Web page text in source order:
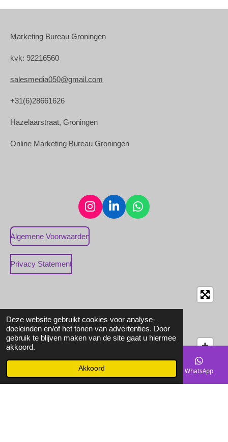
Deze website gebruikt cookies voor analyse-
doeleinden en/of het tonen van advertenties. Door
gebruik te blijven maken van de site gaat u hiermee
akkoord.
Akkoord
Marketing Bureau Groningen
kvk: 92216560
salesmedia050@gmail.com
+31(6)28661626
Hazelaarstraat, Groningen
Online Marketing Bureau Groningen
I
t
L
W
Algemene Voorwaarden
Privacy Statement
Telefoonnummer WhatsApp